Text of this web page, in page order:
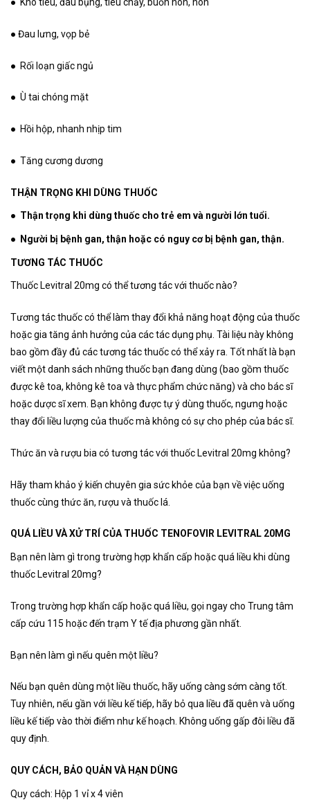
● Đau lưng, vọp bẻ
● Rối loạn giấc ngủ
● Ù tai chóng mặt
● Hồi hộp, nhanh nhịp tim
● Tăng cương dương
THẬN TRỌNG KHI DÙNG THUỐC
● Thận trọng khi dùng thuốc cho trẻ em và người lớn tuổi.
● Người bị bệnh gan, thận hoặc có nguy cơ bị bệnh gan, thận.
TƯƠNG TÁC THUỐC
Thuốc Levitral 20mg có thể tương tác với thuốc nào?
Tương tác thuốc có thể làm thay đổi khả năng hoạt động của thuốc
hoặc gia tăng ảnh hưởng của các tác dụng phụ. Tài liệu này không
bao gồm đầy đủ các tương tác thuốc có thể xảy ra. Tốt nhất là bạn
viết một danh sách những thuốc bạn đang dùng (bao gồm thuốc
được kê toa, không kê toa và thực phẩm chức năng) và cho bác sĩ
hoặc dược sĩ xem. Bạn không được tự ý dùng thuốc, ngưng hoặc
thay đổi liều lượng của thuốc mà không có sự cho phép của bác sĩ.
Thức ăn và rượu bia có tương tác với thuốc Levitral 20mg không?
Hãy tham khảo ý kiến chuyên gia sức khỏe của bạn về việc uống
thuốc cùng thức ăn, rượu và thuốc lá.
QUÁ LIỀU VÀ XỬ TRÍ CỦA THUỐC TENOFOVIR LEVITRAL 20MG
Bạn nên làm gì trong trường hợp khẩn cấp hoặc quá liều khi dùng
thuốc Levitral 20mg?
Trong trường hợp khẩn cấp hoặc quá liều, gọi ngay cho Trung tâm
cấp cứu 115 hoặc đến trạm Y tế địa phương gần nhất.
Bạn nên làm gì nếu quên một liều?
Nếu bạn quên dùng một liều thuốc, hãy uống càng sớm càng tốt.
Tuy nhiên, nếu gần với liều kế tiếp, hãy bỏ qua liều đã quên và uống
liều kế tiếp vào thời điểm như kế hoạch. Không uống gấp đôi liều đã
quy định.
QUY CÁCH, BẢO QUẢN VÀ HẠN DÙNG
Quy cách: Hộp 1 vỉ x 4 viên